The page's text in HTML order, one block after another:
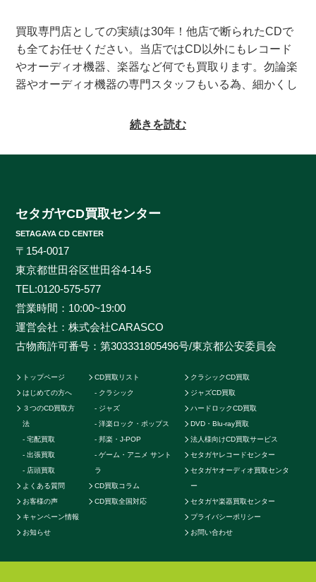
買取専門店としての実績は30年！他店で断られたCDで
も全てお任せください。当店ではCD以外にもレコード
やオーディオ機器、楽器など何でも買取ります。勿論楽
器やオーディオ機器の専門スタッフもいる為、細かくし
買取専門店もある為、古いレコードの処分に困っている
ジャンルなんでも大丈夫！ロック、ジャズ、ソウル、歌
も知らないマイナータイトルまで何でもお売りくださ
めに、各ジャンルに精通したベテランのスタッフが一つ
一つ丁寧に査定を行わせて頂きます。過去の莫大な買取
データに加えて世界中の最新相場チャートを照らし合わ
せ、ただ買い取るだけのサービスとは一線を画する「的
確な」査定はどこにも真似出来ません。ご自宅で聴かな
古相場は日々変動しています。それは国内だけではなく
世界基準の価格相場でも同じです。当店では国内のネッ
トワークだけでなく、アメリカやカナダ、イギリスなど
の海外ネットワークも強く、日本では人気のないCDで
も高く買取ることが可能です。業界トップの高価買取を
実現することができます。例えばクラシックのCDでも
高音質盤か通常盤で全く値段が変わってきたり、ロック
やポップス系CDで帯の形状や製造年によって何十倍に
様々です。他店より1円でも高く買い取らせて頂く為に
続きを読む
セタガヤCD買取センター
SETAGAYA CD CENTER
〒154-0017
東京都世田谷区世田谷4-14-5
TEL:0120-575-577
営業時間：10:00~19:00
運営会社：株式会社CARASCO
古物商許可番号：第303331805496号/東京都公安委員会
トップページ
はじめての方へ
３つのCD買取方
法
宅配買取
出張買取
店頭買取
よくある質問
お客様の声
キャンペーン情報
お知らせ
CD買取リスト
クラシック
ジャズ
洋楽ロック・ポップス
邦楽・J-POP
ゲーム・アニメ サント
ラ
CD買取コラム
CD買取全国対応
クラシックCD買取
ジャズCD買取
ハードロックCD買取
DVD・Blu-ray買取
法人様向けCD買取サービス
セタガヤレコードセンター
セタガヤオーディオ買取センタ
ー
セタガヤ楽器買取センター
プライバシーポリシー
お問い合わせ